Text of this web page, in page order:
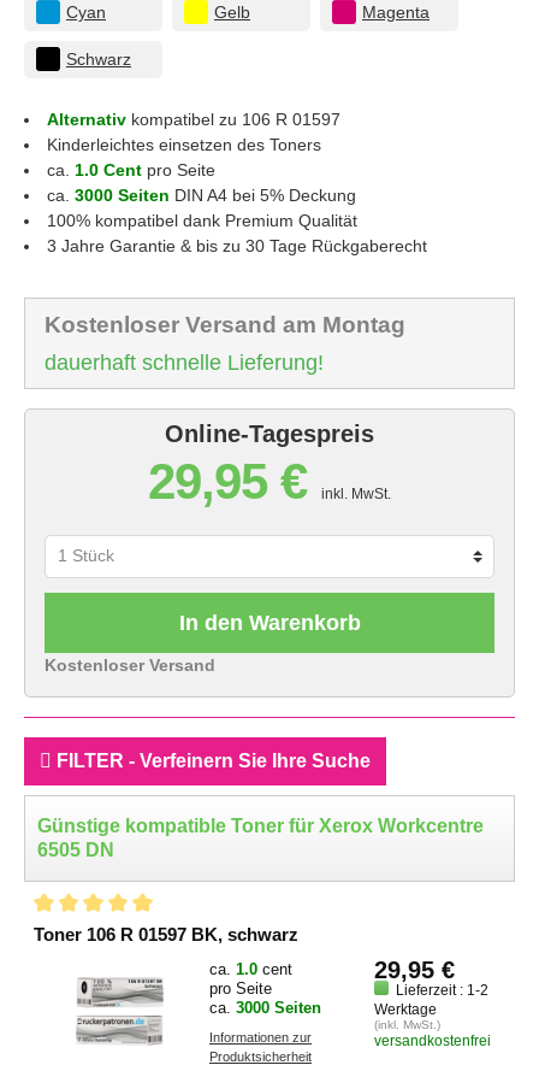
Cyan Gelb Magenta
Schwarz
Alternativ kompatibel zu 106 R 01597
Kinderleichtes einsetzen des Toners
ca. 1.0 Cent pro Seite
ca. 3000 Seiten DIN A4 bei 5% Deckung
100% kompatibel dank Premium Qualität
3 Jahre Garantie & bis zu 30 Tage Rückgaberecht
Kostenloser Versand am Montag
dauerhaft schnelle Lieferung!
Online-Tagespreis
29,95 € inkl. MwSt.
In den Warenkorb
Kostenloser Versand
FILTER - Verfeinern Sie Ihre Suche
Günstige kompatible Toner für Xerox Workcentre
6505 DN
Toner 106 R 01597 BK, schwarz
ca. 1.0 cent
pro Seite
ca. 3000 Seiten
Informationen zur
Produktsicherheit
29,95 €
Lieferzeit : 1-2
Werktage
(inkl. MwSt.)
versandkostenfrei